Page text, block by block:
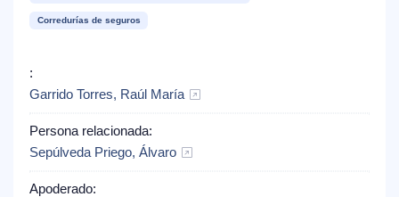
Corredurías de seguros
:
Garrido Torres, Raúl María
Persona relacionada:
Sepúlveda Priego, Álvaro
Apoderado: